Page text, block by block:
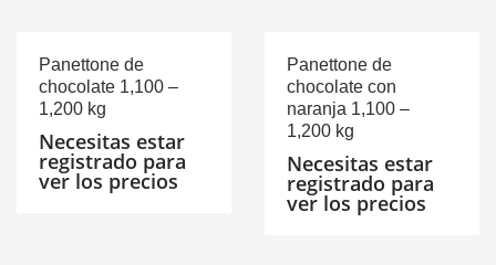
Panettone de
chocolate 1,100 –
1,200 kg
Necesitas estar
registrado para
ver los precios
Panettone de
chocolate con
naranja 1,100 –
1,200 kg
Necesitas estar
registrado para
ver los precios